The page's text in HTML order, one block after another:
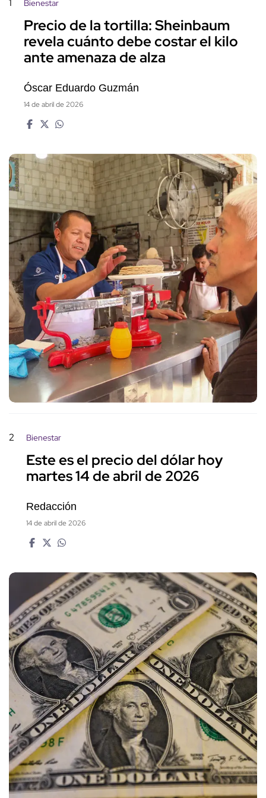
Bienestar
Precio de la tortilla: Sheinbaum
revela cuánto debe costar el kilo
ante amenaza de alza
Óscar Eduardo Guzmán
14 de abril de 2026
2 Bienestar
Este es el precio del dólar hoy
martes 14 de abril de 2026
Redacción
14 de abril de 2026